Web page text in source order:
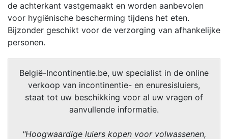
de achterkant vastgemaakt en worden aanbevolen
voor hygiënische bescherming tijdens het eten.
Bijzonder geschikt voor de verzorging van afhankelijke
personen.
België-Incontinentie.be, uw specialist in de online
verkoop van incontinentie- en enuresisluiers,
staat tot uw beschikking voor al uw vragen of
aanvullende informatie.
"Hoogwaardige luiers kopen voor volwassenen,